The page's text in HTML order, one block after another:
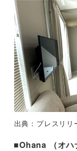
出典：プレスリリ
■Ohana （オハ